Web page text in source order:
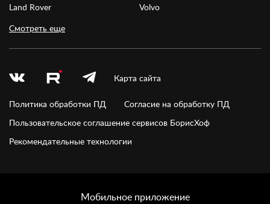
Land Rover
Volvo
Смотреть еще
Карта сайта
Политика обработки ПД
Согласие на обработку ПД
Пользовательское соглашение сервисов БорисХоф
Рекомендательные технологии
Мобильное приложение